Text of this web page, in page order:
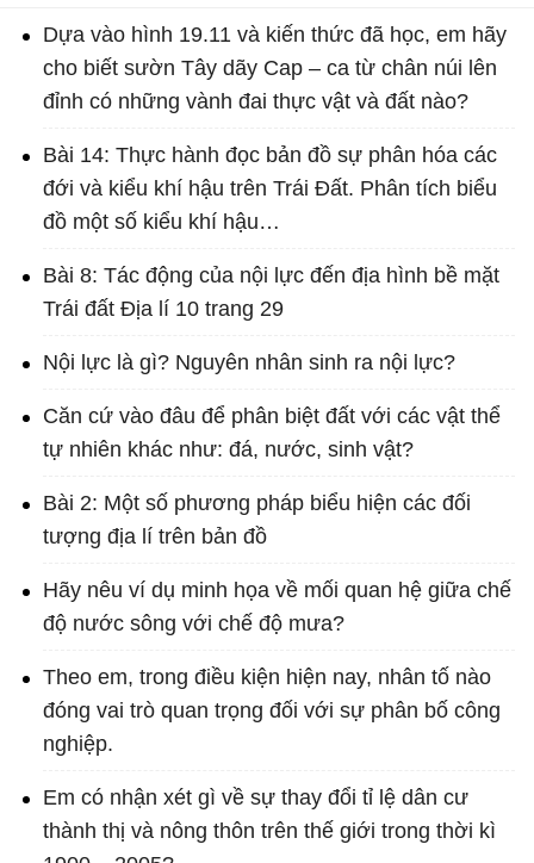
Dựa vào hình 19.11 và kiến thức đã học, em hãy
cho biết sườn Tây dãy Cap – ca từ chân núi lên
đỉnh có những vành đai thực vật và đất nào?
Bài 14: Thực hành đọc bản đồ sự phân hóa các
đới và kiểu khí hậu trên Trái Đất. Phân tích biểu
đồ một số kiểu khí hậu…
Bài 8: Tác động của nội lực đến địa hình bề mặt
Trái đất Địa lí 10 trang 29
Nội lực là gì? Nguyên nhân sinh ra nội lực?
Căn cứ vào đâu để phân biệt đất với các vật thể
tự nhiên khác như: đá, nước, sinh vật?
Bài 2: Một số phương pháp biểu hiện các đối
tượng địa lí trên bản đồ
Hãy nêu ví dụ minh họa về mối quan hệ giữa chế
độ nước sông với chế độ mưa?
Theo em, trong điều kiện hiện nay, nhân tố nào
đóng vai trò quan trọng đối với sự phân bố công
nghiệp.
Em có nhận xét gì về sự thay đổi tỉ lệ dân cư
thành thị và nông thôn trên thế giới trong thời kì